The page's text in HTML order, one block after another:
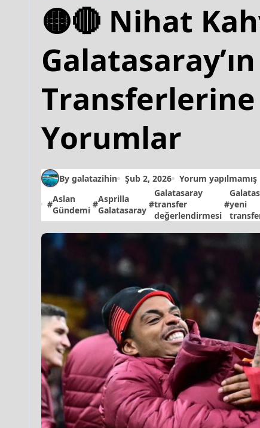
🟡🔴 Nihat
Yorumlar
By galatazihin Şub 2, 2026 Yorum yapılmamış
#Aslan
Gündemi #Asprilla
Galatasaray #
Galatasaray
transfer
değerlendirmesi
#yeni